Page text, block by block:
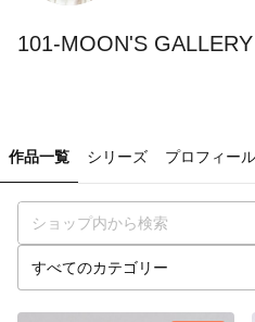
101-MOON'S GALLERY
作品一覧 シリーズ プロフィール